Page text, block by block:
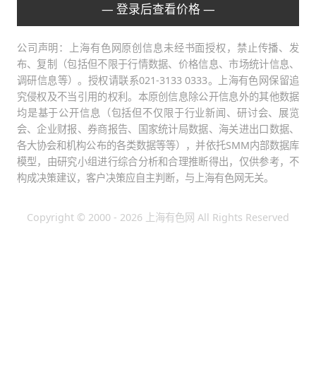
— 登录后查看价格 —
公司声明：上海有色网原创信息未经书面授权，禁止传播、发
布、复制（包括但不限于行情数据、价格信息、市场统计信息、
调研信息等）。授权请联系021-3133 0333。上海有色网保留追
究侵权及不当引用的权利。本原创信息除公开信息外的其他数据
均是基于公开信息（包括但不仅限于行业新闻、研讨会、展览
会、企业财报、券商报告、国家统计局数据、海关进出口数据、
各大协会和机构公布的各类数据等等），并依托SMM内部数据库
模型，由研究小组进行综合分析和合理推断得出，仅供参考，不
构成决策建议，客户决策应自主判断，与上海有色网无关。
Copyright © 2000 - 2026 上海有色网 All Rights Reserved